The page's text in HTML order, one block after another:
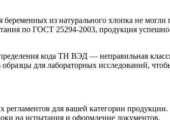
из натурального хлопка не могли
по ГОСТ 25294-2003, продукция
кода ТН ВЭД — неправильная
для лабораторных исследований,
регламентов для вашей категории продукции.
на испытания и оформление документов.